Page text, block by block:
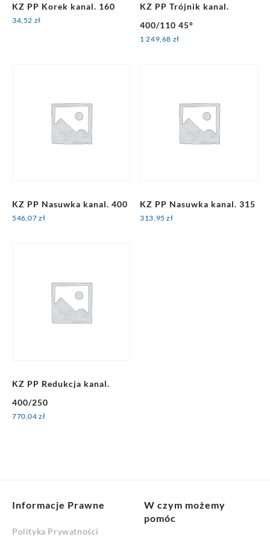
KZ PP Korek kanal. 160
34,52 zł
KZ PP Trójnik kanal.
400/110 45°
1 249,68 zł
KZ PP Nasuwka kanal. 400
546,07zł
KZ PP Nasuwka kanal. 315
313,95zł
KZ PP Redukcja kanal.
400/250
770,04zł
Informacje Prawne
Polityka Prywatności
W czym możemy
pomóc